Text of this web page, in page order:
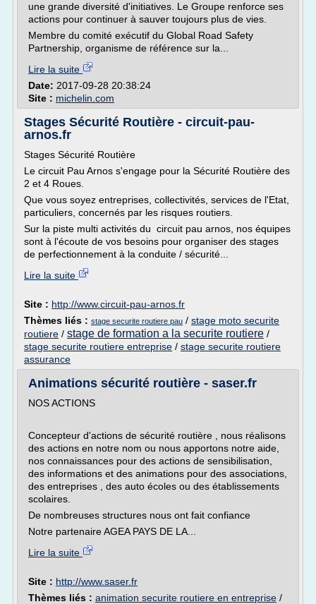
une grande diversité d'initiatives. Le Groupe renforce ses
actions pour continuer à sauver toujours plus de vies.
Membre du comité exécutif du Global Road Safety
Partnership, organisme de référence sur la...
Lire la suite
Date: 2017-09-28 20:38:24
Site : michelin.com
Stages Sécurité Routière - circuit-pau-
arnos.fr
Stages Sécurité Routière
Le circuit Pau Arnos s'engage pour la Sécurité Routière des
2 et 4 Roues.
Que vous soyez entreprises, collectivités, services de l'Etat,
particuliers, concernés par les risques routiers.
Sur la piste multi activités du circuit pau arnos, nos équipes
sont à l'écoute de vos besoins pour organiser des stages
de perfectionnement à la conduite / sécurité...
Lire la suite
Site : http://www.circuit-pau-arnos.fr
Thèmes liés : stage securite routiere pau / stage moto securite
routiere / stage de formation a la securite routiere /
stage securite routiere entreprise / stage securite routiere
assurance
Animations sécurité routière - saser.fr
NOS ACTIONS
Concepteur d'actions de sécurité routière , nous réalisons
des actions en notre nom ou nous apportons notre aide,
nos connaissances pour des actions de sensibilisation,
des informations et des animations pour des associations,
des entreprises , des auto écoles ou des établissements
scolaires.
De nombreuses structures nous ont fait confiance
Notre partenaire AGEA PAYS DE LA...
Lire la suite
Site : http://www.saser.fr
Thèmes liés : animation securite routiere en entreprise /